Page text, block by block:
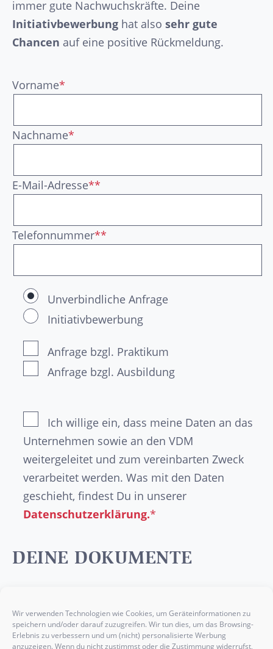
Wir verwenden Technologien wie Cookies, um Geräteinformationen zu
speichern und/oder darauf zuzugreifen. Wir tun dies, um das Browsing-
Erlebnis zu verbessern und um (nicht) personalisierte Werbung
anzuzeigen. Wenn du nicht zustimmst oder die Zustimmung widerrufst,
immer gute Nachwuchskräfte. Deine
Initiativbewerbung hat also sehr gute
Chancen auf eine positive Rückmeldung.
Vorname*
Nachname*
E-Mail-Adresse**
Telefonnummer**
Unverbindliche Anfrage
Initiativbewerbung
Anfrage bzgl. Praktikum
Anfrage bzgl. Ausbildung
Ich willige ein, dass meine Daten an das
Unternehmen sowie an den VDM
weitergeleitet und zum vereinbarten Zweck
verarbeitet werden. Was mit den Daten
geschieht, findest Du in unserer
Datenschutzerklärung.*
DEINE DOKUMENTE
wie deinAbschlusszeugnis , deinen
Lebenslauf, einAnschreibenoder etwaige